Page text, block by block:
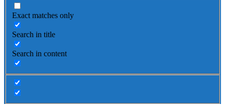
Exact matches only
Search in title
Search in content